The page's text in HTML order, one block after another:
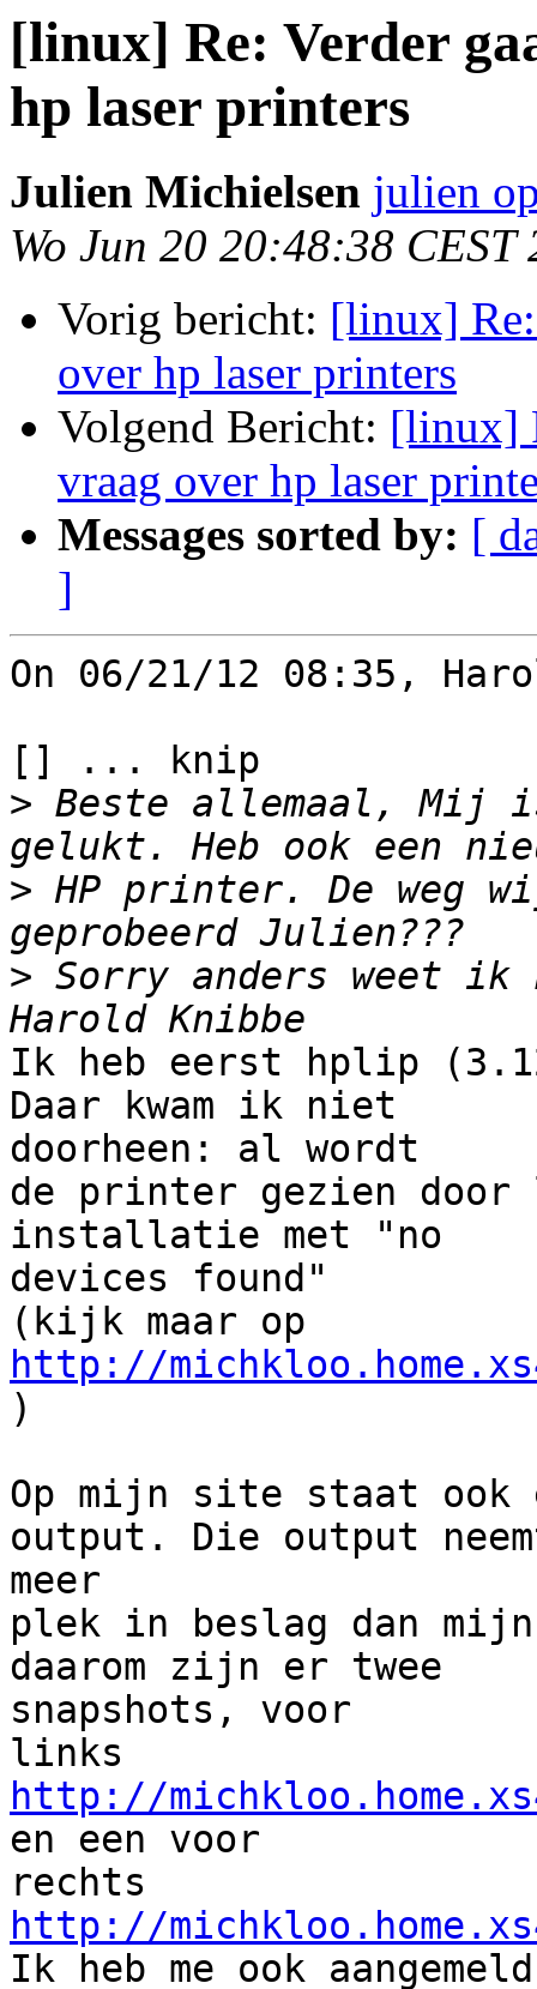
[linux] Re: Verder
hp laser printers
Julien Michielsen julien
Wo Jun 20 20:48:38 CEST
Vorig bericht: [linux] Re:
over hp laser printers
Volgend Bericht: [linux]
vraag over hp laser
Messages sorted by: [
]
On 06/21/12 08:35,
[] ... knip
> Beste allemaal, Mij
> HP printer. De weg
> Sorry anders weet
Ik heb eerst hplip
Daar kwam ik niet
doorheen: al wordt
de printer gezien
installatie met "no
devices found"
http://
)
Op mijn site staat ook
output. Die output
meer
plek in beslag dan
daarom zijn er twee
snapshots, voor
http://
en een voor
http://